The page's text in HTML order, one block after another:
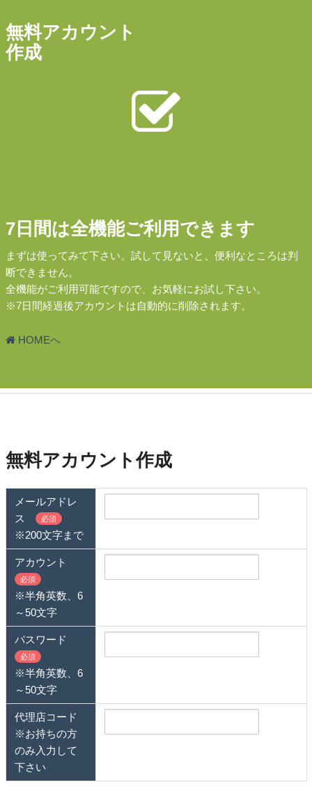
無料アカウント
作成
7日間は全機能ご利用できます
まずは使ってみて下さい。試して見ないと、便利なところは判
断できません。
全機能がご利用可能ですので、お気軽にお試し下さい。
※7日間経過後アカウントは自動的に削除されます。
HOMEへ
無料アカウント作成
メールアドレ
ス
必須
※200文字まで
アカウント
必須
※半角英数、6
～50文字
パスワード
必須
※半角英数、6
～50文字
代理店コード
※お持ちの方
のみ入力して
下さい